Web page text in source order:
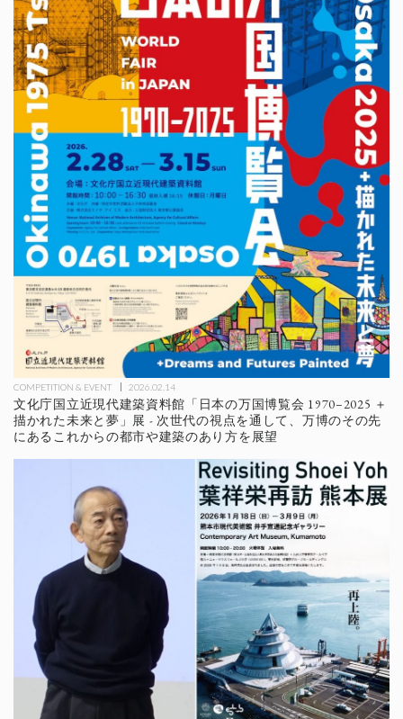
COMPETITION & EVENT 2026.02.14
文化庁国立近現代建築資料館「日本の万国博覧会 1970–2025 ＋
描かれた未来と夢」展 - 次世代の視点を通して、万博のその先
にあるこれからの都市や建築のあり方を展望